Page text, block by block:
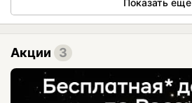
Акции 3